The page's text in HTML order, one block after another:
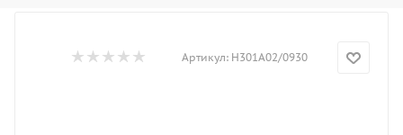
Артикул: H301A02/0930